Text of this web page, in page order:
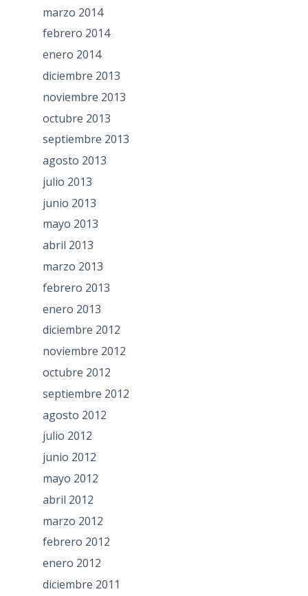
marzo 2014
febrero 2014
enero 2014
diciembre 2013
noviembre 2013
octubre 2013
septiembre 2013
agosto 2013
julio 2013
junio 2013
mayo 2013
abril 2013
marzo 2013
febrero 2013
enero 2013
diciembre 2012
noviembre 2012
octubre 2012
septiembre 2012
agosto 2012
julio 2012
junio 2012
mayo 2012
abril 2012
marzo 2012
febrero 2012
enero 2012
diciembre 2011